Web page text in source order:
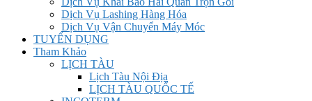
Dịch Vụ Lashing Hàng Hóa
Dịch Vụ Vận Chuyển Máy Móc
TUYỂN DỤNG
Tham Khảo
LỊCH TÀU
Lịch Tàu Nội Địa
LỊCH TÀU QUỐC TẾ